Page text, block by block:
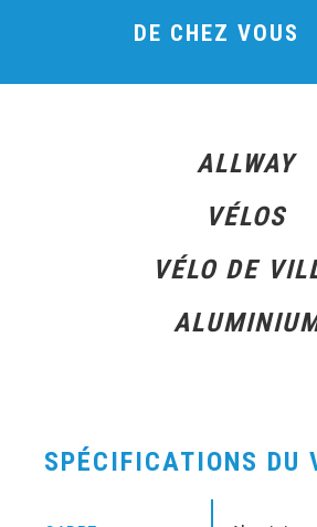
DE CHEZ VOUS
ALLWAY
VÉLOS
VÉLO DE
SPÉCIFICATIONS DU